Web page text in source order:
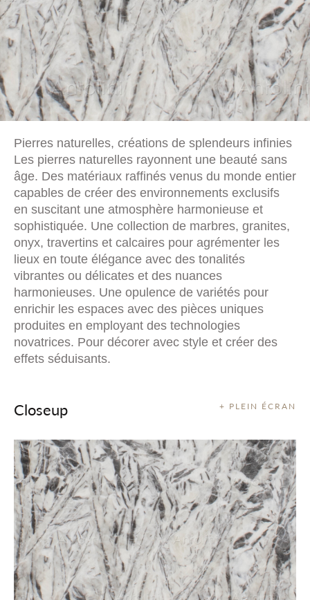
Pierres naturelles, créations de splendeurs infinies
Les pierres naturelles rayonnent une beauté sans
âge. Des matériaux raffinés venus du monde entier
capables de créer des environnements exclusifs
en suscitant une atmosphère harmonieuse et
sophistiquée. Une collection de marbres, granites,
onyx, travertins et calcaires pour agrémenter les
lieux en toute élégance avec des tonalités
vibrantes ou délicates et des nuances
harmonieuses. Une opulence de variétés pour
enrichir les espaces avec des pièces uniques
produites en employant des technologies
novatrices. Pour décorer avec style et créer des
effets séduisants.
+ PLEIN ÉCRAN
Closeup